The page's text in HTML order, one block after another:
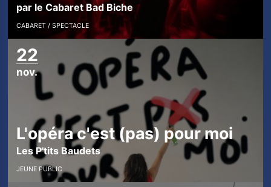
par le Cabaret Bad Biche
CABARET SPECTACLE
22
nov.
L'opéra c'est (pas) pour moi
Les P'tits Baudets
JEUNE PUBLIC